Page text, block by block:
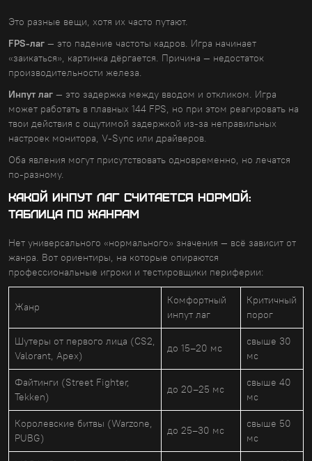
Это разные вещи, хотя их часто путают.
FPS-лаг — это падение частоты кадров. Игра начинает
«заикаться», картинка дёргается. Причина — недостаток
производительности железа.
Инпут лаг — это задержка между вводом и откликом. Игра
может работать в плавных 144 FPS, но при этом реагировать на
твои действия с ощутимой задержкой из-за неправильных
настроек монитора, V-Sync или драйверов.
Оба явления могут присутствовать одновременно, но лечатся
по-разному.
КАКОЙ ИНПУТ ЛАГ СЧИТАЕТСЯ НОРМОЙ:
ТАБЛИЦА ПО ЖАНРАМ
Нет универсального «нормального» значения — всё зависит от
жанра. Вот ориентиры, на которые опираются
профессиональные игроки и тестировщики периферии:
Жанр
Комфортный
инпут лаг
Критичный
порог
Шутеры от первого лица (CS2,
Valorant, Apex)
до 15–20 мс
свыше 30
мс
Файтинги (Street Fighter,
Tekken)
до 20–25 мс
свыше 40
мс
Королевские битвы (Warzone,
PUBG)
до 25–30 мс
свыше 50
мс